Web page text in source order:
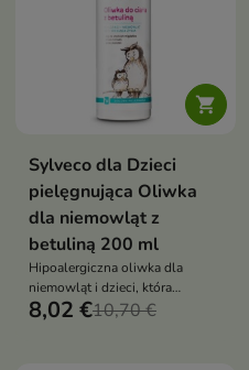

Sylveco dla Dzieci
pielęgnująca Oliwka
dla niemowląt z
betuliną 200 ml
Hipoalergiczna oliwka dla
niemowląt i dzieci, która
natłuszcza, łagodzi podrażnienia
8,02 €10,70 €